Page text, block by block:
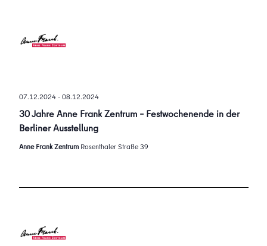
30 Jahre Anne Frank Zentrum – Festwochenende in der
Berliner Ausstellung
07.12.2024-08.12.2024
Anne Frank Zentrum Rosenthaler Straße 39